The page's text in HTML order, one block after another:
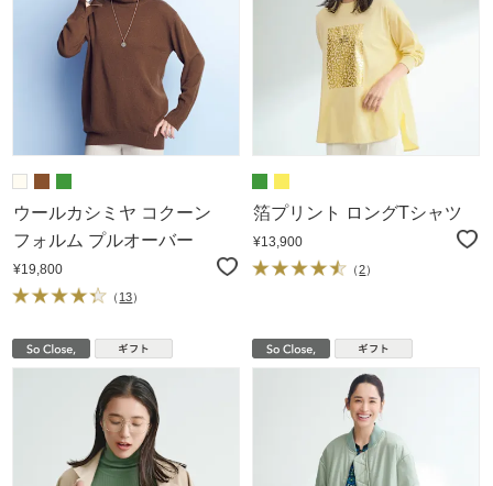
ウールカシミヤ コクーン
フォルム プルオーバー
¥19,800
（ 13）
箔プリント ロングTシャツ
¥13,900
（2）